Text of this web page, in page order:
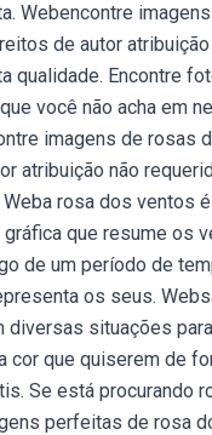
Webencontre
de autor
qualidade. Encontre
você não acha em
imagens de rosas
atribuição não
rosa dos ventos
que resume os
de um período de
os seus.
diversas situações
cor que quiserem de
Se está procurando
perfeitas de rosa